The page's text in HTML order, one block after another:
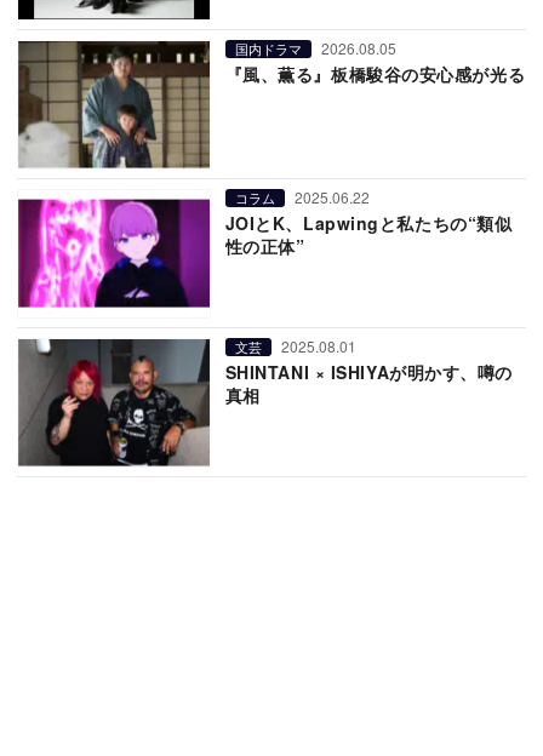
国内ドラマ 2026.08.05
『風、薫る』板橋駿谷の安心感が光る
コラム 2025.06.22
JOIとK、Lapwingと私たちの“類似
性の正体”
文芸 2025.08.01
SHINTANI × ISHIYAが明かす、噂の
真相